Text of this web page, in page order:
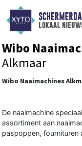
lokaal
Wibo
Alkmaar
Wibo Naaimachines
De naaimachine
assortiment aan
paspoppen, fournituren